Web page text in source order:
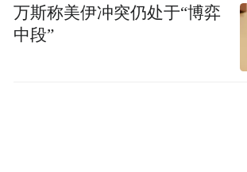
万斯称美伊冲突仍处于“博弈
中段”